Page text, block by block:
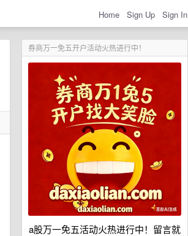
Home Sign Up Sign In
券商万一免五开户活动火热进行中！
a股万一免五活动火热进行中！留言就